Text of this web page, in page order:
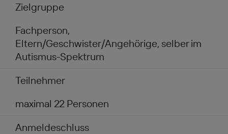
Zielgruppe
Fachperson,
Eltern/Geschwister/Angehörige, selber im
Autismus-Spektrum
Teilnehmer
maximal 22 Personen
Anmeldeschluss